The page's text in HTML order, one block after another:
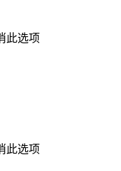
此选项
此选项